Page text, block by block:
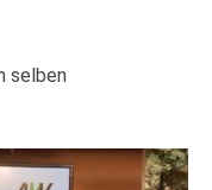
selben